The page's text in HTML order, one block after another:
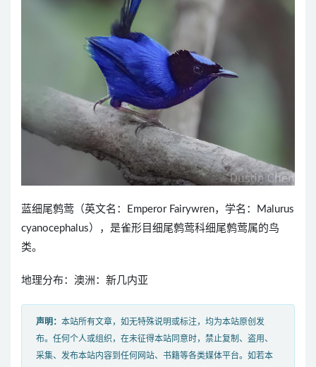
蓝细尾鹩莺（英文名：Emperor Fairywren，学名：Malurus
cyanocephalus），是雀形目细尾鹩莺科细尾鹩莺属的鸟
类。
地理分布：澳洲：新几内亚
声明： 本站所有文章，如无特殊说明或标注，均为本站原创发
布。任何个人或组织，在未征得本站同意时，禁止复制、盗用、
采集、发布本站内容到任何网站、书籍等各类媒体平台。如若本